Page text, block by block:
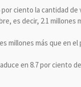
ciento la cantidad
es decir, 2.1 millones
millones más que en
en 8.7 por ciento